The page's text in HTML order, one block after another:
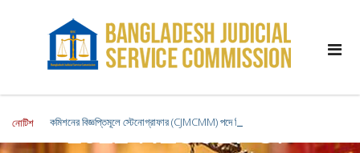
নোটিশ কমিশনের বিজ্ঞপ্তিমূলে স্টেনোগ্রাফার (CJMCMM) পদে লিখিত পরীক্ষার ফলাফল এবং ব্যবহারিক
2022 RESULT OF